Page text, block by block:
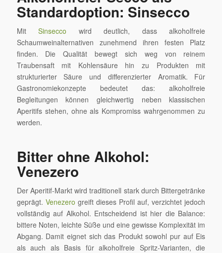
Standardoption: Sinsecco
MitSinsecco wird deutlich, dass alkoholfreie
Schaumweinalternativen zunehmend ihren festen Platz
finden. Die Qualität bewegt sich weg von reinem
Traubensaft mit Kohlensäure hin zu Produkten mit
strukturierter Säure und differenzierter Aromatik. Für
Gastronomiekonzepte bedeutet das: alkoholfreie
Begleitungen können gleichwertig neben klassischen
Aperitifs stehen, ohne als Kompromiss wahrgenommen zu
werden.
Bitter ohne Alkohol:
Venezero
Der Aperitif-Markt wird traditionell stark durch Bittergetränke
geprägt. Venezero greift dieses Profil auf, verzichtet jedoch
vollständig auf Alkohol. Entscheidend ist hier die Balance:
bittere Noten, leichte Süße und eine gewisse Komplexität im
Abgang. Damit eignet sich das Produkt sowohl pur auf Eis
als auch als Basis für alkoholfreie Spritz-Varianten, die